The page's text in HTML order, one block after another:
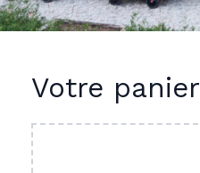
Votre panier